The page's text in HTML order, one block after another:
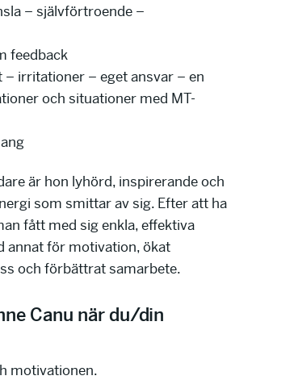
– självförtroende –
feedback
– irritationer – eget ansvar – en
och situationer med MT-
är hon lyhörd, inspirerande och
som smittar av sig. Efter att ha
fått med sig enkla, effektiva
annat för motivation, ökat
och förbättrat samarbete.
Canu när du/din
motivationen.